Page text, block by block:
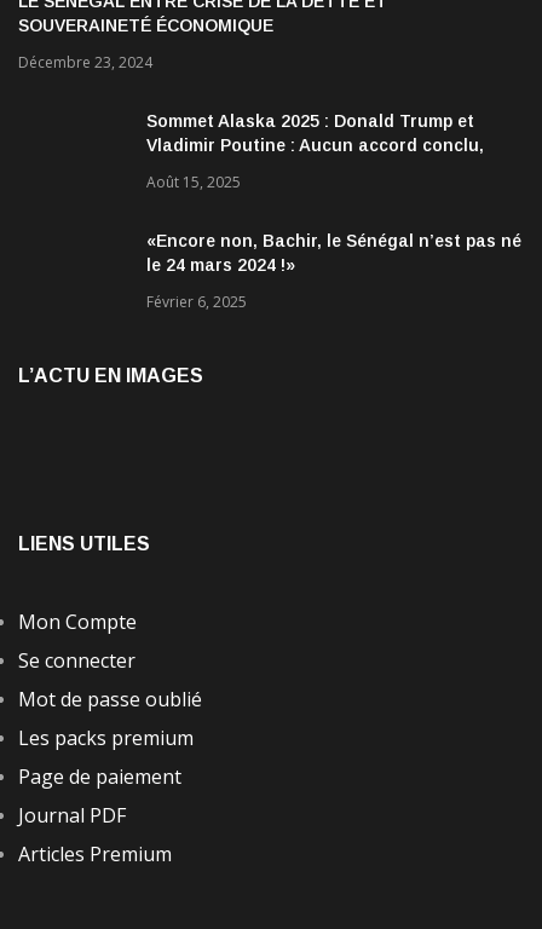
SOUVERAINETÉ ÉCONOMIQUE
Décembre 23, 2024
Sommet Alaska 2025 : Donald Trump et
Vladimir Poutine : Aucun accord conclu,
encourageantes
Août 15, 2025
«Encore non, Bachir, le Sénégal n’est pas né
le 24 mars 2024 !»
Février 6, 2025
L’ACTU EN IMAGES
LIENS UTILES
Mon Compte
Se connecter
Mot de passe oublié
Les packs premium
Page de paiement
Journal PDF
Articles Premium